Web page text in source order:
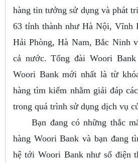
hàng tin tưởng sử dụng và phát
63 tỉnh thành như Hà Nội, Vĩnh
Hải Phòng, Hà Nam, Bắc Ninh
cả nước. Tổng đài Woori
Woori Bank mới nhất là từ
hàng tìm kiếm nhằm giải đáp
trong quá trình sử dụng dịch vụ
Bạn đang có những thắc
hàng Woori Bank và bạn đang
hệ tới Woori Bank như số điện